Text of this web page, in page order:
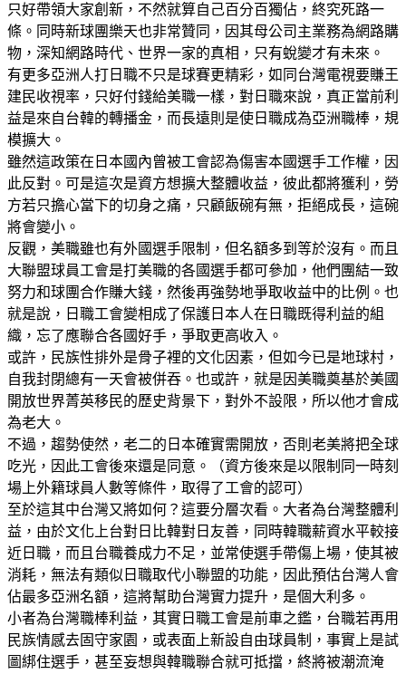
只好帶領大家創新，不然就算自己百分百獨佔，終究死路一
條。同時新球團樂天也非常贊同，因其母公司主業務為網路購
物，深知網路時代、世界一家的真相，只有蛻變才有未來。
有更多亞洲人打日職不只是球賽更精彩，如同台灣電視要賺王
建民收視率，只好付錢給美職一樣，對日職來說，真正當前利
益是來自台韓的轉播金，而長遠則是使日職成為亞洲職棒，規
模擴大。
雖然這政策在日本國內曾被工會認為傷害本國選手工作權，因
此反對。可是這次是資方想擴大整體收益，彼此都將獲利，勞
方若只擔心當下的切身之痛，只顧飯碗有無，拒絕成長，這碗
將會變小。
反觀，美職雖也有外國選手限制，但名額多到等於沒有。而且
大聯盟球員工會是打美職的各國選手都可參加，他們團結一致
努力和球團合作賺大錢，然後再強勢地爭取收益中的比例。也
就是說，日職工會變相成了保護日本人在日職既得利益的組
織，忘了應聯合各國好手，爭取更高收入。
或許，民族性排外是骨子裡的文化因素，但如今已是地球村，
自我封閉總有一天會被併吞。也或許，就是因美職奠基於美國
開放世界菁英移民的歷史背景下，對外不設限，所以他才會成
為老大。
不過，趨勢使然，老二的日本確實需開放，否則老美將把全球
吃光，因此工會後來還是同意。（資方後來是以限制同一時刻
場上外籍球員人數等條件，取得了工會的認可）
至於這其中台灣又將如何？這要分層次看。大者為台灣整體利
益，由於文化上台對日比韓對日友善，同時韓職薪資水平較接
近日職，而且台職養成力不足，並常使選手帶傷上場，使其被
消耗，無法有類似日職取代小聯盟的功能，因此預估台灣人會
佔最多亞洲名額，這將幫助台灣實力提升，是個大利多。
小者為台灣職棒利益，其實日職工會是前車之鑑，台職若再用
民族情感去固守家園，或表面上新設自由球員制，事實上是試
圖綁住選手，甚至妄想與韓職聯合就可抵擋，終將被潮流淹